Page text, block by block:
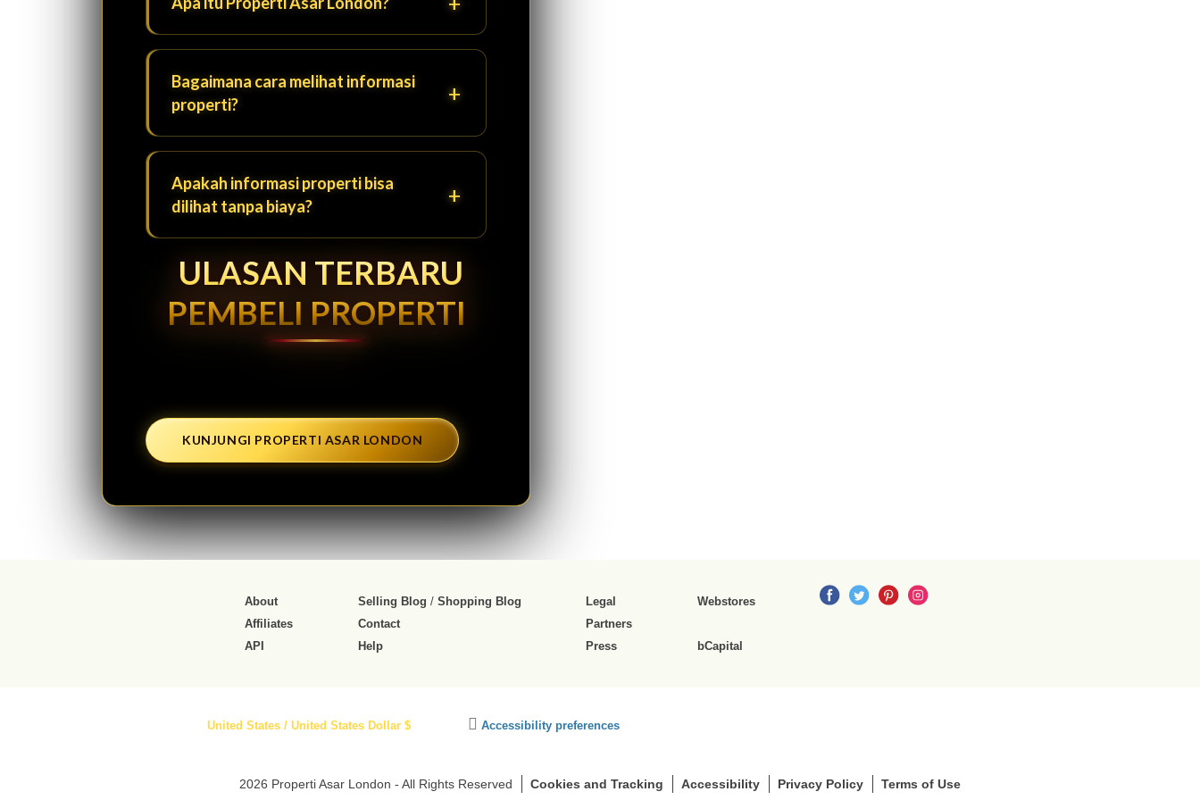
Bagaimana cara melihat informasi
properti?
Apakah informasi properti bisa
dilihat tanpa biaya?
ULASAN TERBARU
PEMBELI PROPERTI
KUNJUNGI PROPERTI ASAR LONDON
About
Affiliates
API
Selling Blog / Shopping Blog
Contact
Help
Legal
Partners
Press
Webstores
bCapital
United States / United States Dollar $ Accessibility preferences
e
2026 Properti Asar London - All Rights Reserved Cookies and Tracking Accessibility Privacy Policy Terms of Use